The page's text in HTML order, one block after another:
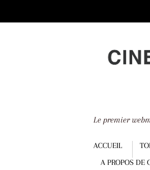
down
Le premier
Menu
ACCUEIL
A PROPOS DE